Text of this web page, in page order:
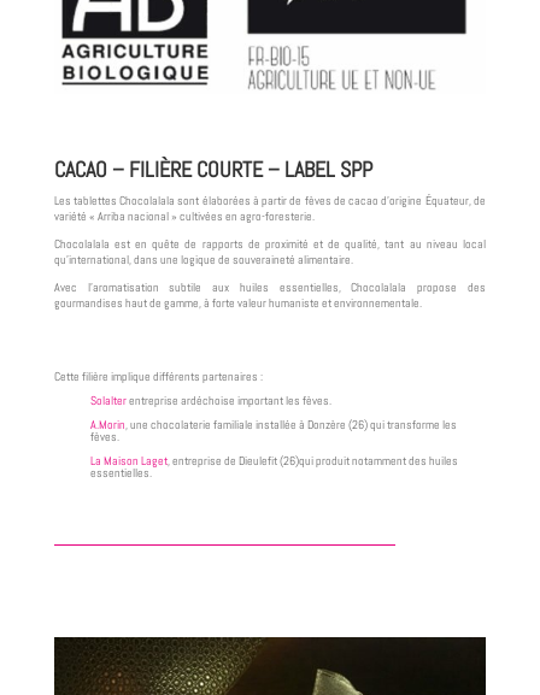
CACAO – FILIÈRE COURTE – LABEL SPP
Les tablettes Chocolalala sont élaborées à partir de fèves de cacao d’origine Équateur, de
variété « Arriba nacional » cultivées en agro-foresterie.
Chocolalala est en quête de rapports de proximité et de qualité, tant au niveau local
qu’international, dans une logique de souveraineté alimentaire.
Avec l’aromatisation subtile aux huiles essentielles, Chocolalala propose des
gourmandises haut de gamme, à forte valeur humaniste et environnementale.
Cette filière implique différents partenaires :
Solalterentreprise ardéchoise important les fèves.
A.Morin, une chocolaterie familiale installée à Donzère (26) qui transforme les
fèves.
La Maison Laget, entreprise de Dieulefit (26)qui produit notamment des huiles
essentielles.